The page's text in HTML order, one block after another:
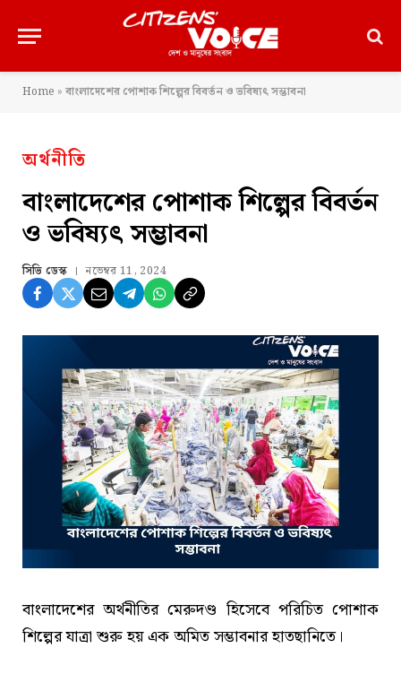
Home » বাংলাদেশের পোশাক শিল্পের বিবর্তন ও ভবিষ্যৎ সম্ভাবনা
অর্থনীতি
বাংলাদেশের পোশাক শিল্পের বিবর্তন
ও ভবিষ্যৎ সম্ভাবনা
সিভি ডেস্ক নভেম্বর 11, 2024
বাংলাদেশের অর্থনীতির মেরুদণ্ড হিসেবে পরিচিত পোশাক
শিল্পের যাত্রা শুরু হয় এক অমিত সম্ভাবনার হাতছানিতে।